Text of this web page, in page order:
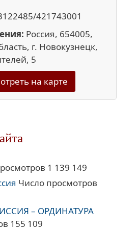
421743001
Россия, 654005,
г. Новокузнецк,
5
на карте
1 139 149
Число просмотров
– ОРДИНАТУРА
155 109